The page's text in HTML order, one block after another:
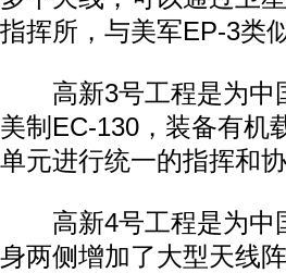
指挥所，与美军EP-3类似
高新3号工程是为中
美制EC-130，装备有机
单元进行统一的指挥和协
高新4号工程是为中
身两侧增加了大型天线